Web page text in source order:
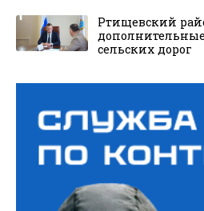
Ртищевский
сельских дорог